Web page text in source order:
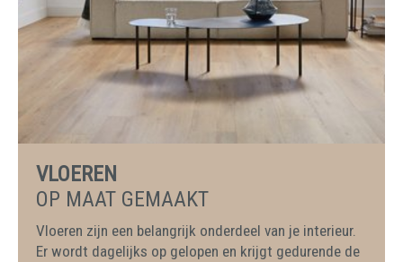
VLOEREN
OP MAAT GEMAAKT
Vloeren zijn een belangrijk onderdeel van je interieur.
Er wordt dagelijks op gelopen en krijgt gedurende de